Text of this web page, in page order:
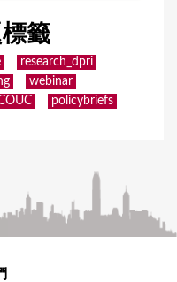
籤
research_dpri
webinar
policybriefs